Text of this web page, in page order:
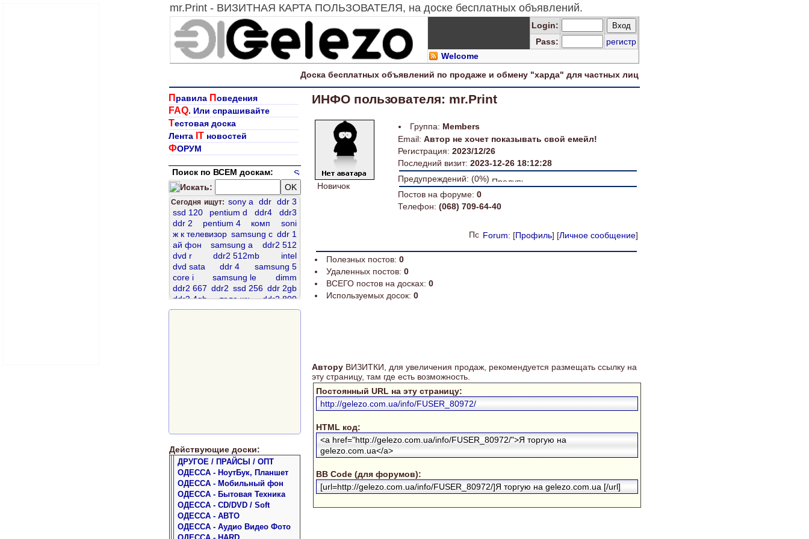
mr.Print - ВИЗИТНАЯ КАРТА ПОЛЬЗОВАТЕЛЯ, на доске бесплатных объявлений.
Login:
Pass:
регистр
Welcome
Доска бесплатных объявлений по продаже и обмену "харда" для частных лиц
П равила Поведения
FAQ. Или спрашивайте
Тестовая доска
Лента ITновостей
ФОРУМ
Поиск по ВСЕМ доскам:
Искать:
Сегодня ищут: sony a ddr ddr 3
ssd 120
pentium d ddr4
ddr3
ddr 2
pentium 4 комп
soni
ж к телевизор samsung c ddr 1
ай фон
samsung a
ddr2 512
dvd r
ddr2 512mb
intel
dvd sata
ddr 4
samsung 5
core i
samsung le
dimm
ddr2 667 ddr2 ssd 256 ddr 2gb
ddr3 4gb
теле жк
ddr2 800
g 200
ddr 512
hdd 80 gb
Действующие доски:
ДРУГОЕ / ПРАЙСЫ / ОПТ
ОДЕССА - НоутБук, Планшет
ОДЕССА - Мобильный фон
ОДЕССА - Бытовая Техника
ОДЕССА - CD/DVD / Soft
ОДЕССА - АВТО
ОДЕССА - Аудио Видео Фото
ИНФО пользователя: mr.Print
Новичок
Группа: Members
Email: Автор не хочет показывать свой емейл!
Регистрация: 2023/12/26
Последний визит: 2023-12-26 18:12:28
Предупреждений: (0%)
Постов на форуме: 0
Телефон: (068) 709-64-40
Forum: [Профиль] [Личное сообщение]
Полезных постов: 0
Удаленных постов: 0
ВСЕГО постов на досках: 0
Используемых досок: 0
АвторуВИЗИТКИ, для увеличения продаж, рекомендуется размещать ссылку на
эту страницу, там где есть возможность.
Постоянный URL на эту страницу:
http://gelezo.com.ua/info/FUSER_80972/
HTML код:
<a href="http://gelezo.com.ua/info/FUSER_80972/">Я торгую на
gelezo.com.ua</a>
BB Code (для форумов):
[url=http://gelezo.com.ua/info/FUSER_80972/]Я торгую на gelezo.com.ua [/url]